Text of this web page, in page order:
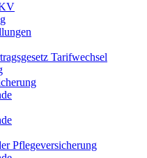
Tarifwechsel
Pflegeversicherung